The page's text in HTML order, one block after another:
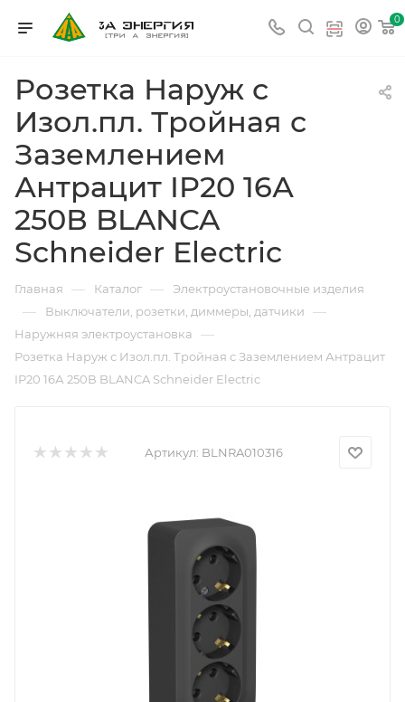
0
Розетка Наруж с
Изол.пл. Тройная с
Заземлением
Антрацит IP20 16А
250В BLANCA
Schneider Electric
Главная — Каталог — Электроустановочные изделия
— Выключатели, розетки, диммеры, датчики —
Наружняя электроустановка —
Розетка Наруж с Изол.пл. Тройная с Заземлением Антрацит
IP20 16А 250В BLANCA Schneider Electric
Артикул: BLNRA010316